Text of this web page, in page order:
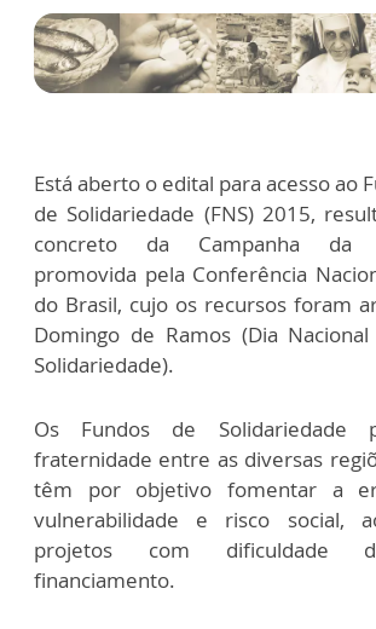
Está aberto o edital para acesso ao
de Solidariedade (FNS) 2015,
concreto da Campanha da
promovida pela Conferência
do Brasil, cujo os recursos foram
Domingo de Ramos (Dia
Solidariedade).
Os Fundos de Solidariedade
fraternidade entre as diversas
têm por objetivo fomentar a
vulnerabilidade e risco social,
projetos com dificuldade
financiamento.